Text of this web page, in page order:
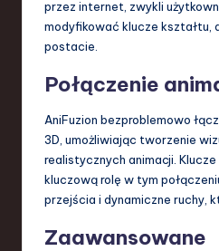
przez internet, zwykli
modyfikować klucze kształtu,
postacie.
Połączenie
AniFuzion bezproblemowo
3D, umożliwiając tworzenie
realistycznych animacji.
kluczową rolę w tym
przejścia i dynamiczne ruchy,
Zaawansowane